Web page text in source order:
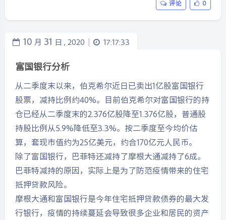
评论 0
10 月 31 日 , 2020 | 17:17:33
富国银行分析
从二季度末以来，伯克希尔近日已卖出1亿股富国银行
股票，减持比例约40%。目前伯克希尔对富国银行的持
仓已经从二季度末的2.376亿股降至1.376亿股，普通股
持股比例从5.9%降低至3.3%。按二季度至今均价估
算，套现市值约为25亿美元，约合170亿元人民币。
除了富国银行，巴菲特还减持了摩根大通减持了6成。
巴菲特减持的原因，实际上是为了防范疫情带来的住宅
抵押贷款风险。
摩根大通和富国银行是今年住宅抵押贷款债券的最大发
行银行，疫情的持续蔓延会导致很多企业和居民的资产